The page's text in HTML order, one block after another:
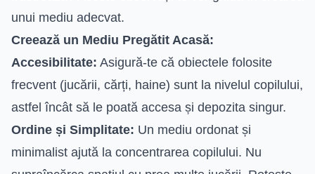
unui mediu adecvat.
Creează un Mediu Pregătit Acasă:
Accesibilitate: Asigură-te că obiectele folosite
frecvent (jucării, cărți, haine) sunt la nivelul copilului,
astfel încât să le poată accesa și depozita singur.
Ordine și Simplitate: Un mediu ordonat și
minimalist ajută la concentrarea copilului. Nu